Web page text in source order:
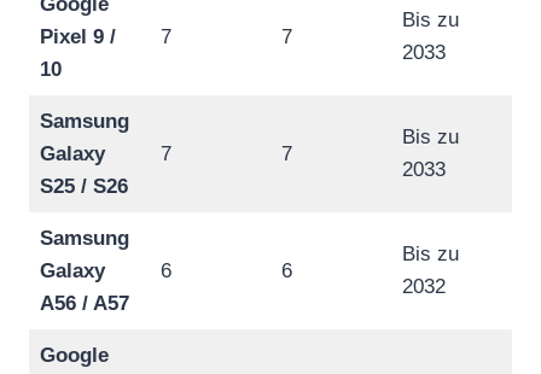
Pixel 9 /
10
7 7
Bis zu
2033
Samsung
Galaxy
S25 / S26
7 7
Bis zu
2033
Samsung
Galaxy
A56 / A57
6 6
Bis zu
2032
Google